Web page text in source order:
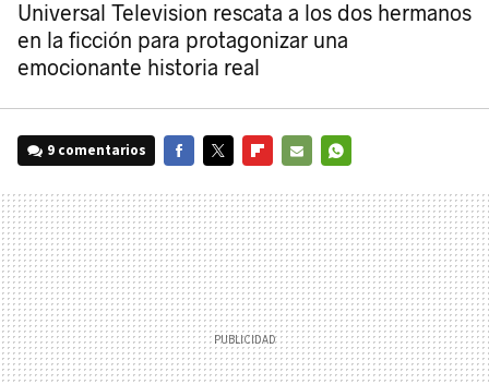
Universal Television rescata a los dos hermanos
en la ficción para protagonizar una
emocionante historia real
9 comentarios
MAIL